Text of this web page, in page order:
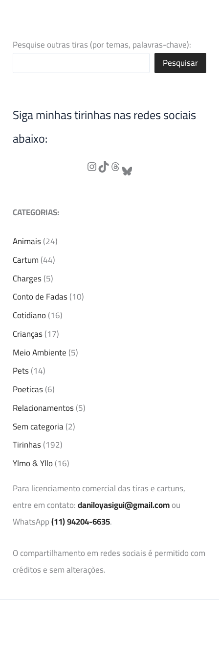
Pesquise outras tiras (por temas, palavras-chave):
Pesquisar
Siga minhas tirinhas nas redes sociais
abaixo:
CATEGORIAS:
Animais(24)
Cartum(44)
Charges(5)
Conto de Fadas(10)
Cotidiano(16)
Crianças(17)
Meio Ambiente(5)
Pets(14)
Poeticas(6)
Relacionamentos(5)
Sem categoria(2)
Tirinhas(192)
Ylmo & Yllo(16)
Para licenciamento comercial das tiras e cartuns,
entre em contato:daniloyasigui@gmail.comou
WhatsApp(11) 94204-6635.
O compartilhamento em redes sociais é permitido com
créditos e sem alterações.